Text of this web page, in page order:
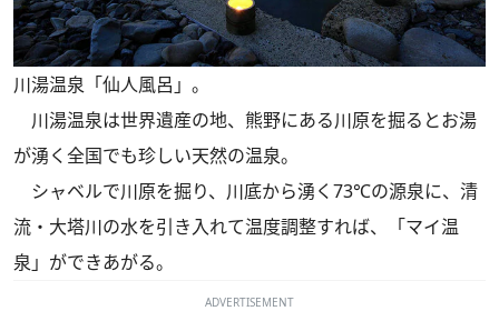
川湯温泉「仙人風呂」。
川湯温泉は世界遺産の地、熊野にある川原を掘るとお湯
が湧く全国でも珍しい天然の温泉。
シャベルで川原を掘り、川底から湧く73℃の源泉に、清
流・大塔川の水を引き入れて温度調整すれば、「マイ温
泉」ができあがる。
ADVERTISEMENT